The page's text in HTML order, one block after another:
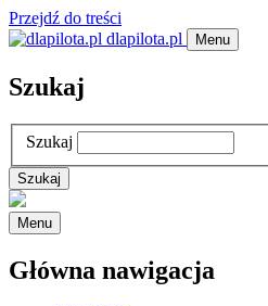
Przejdź do treści
dlapilota.pl
Menu
Szukaj
Szukaj
Menu
Główna nawigacja